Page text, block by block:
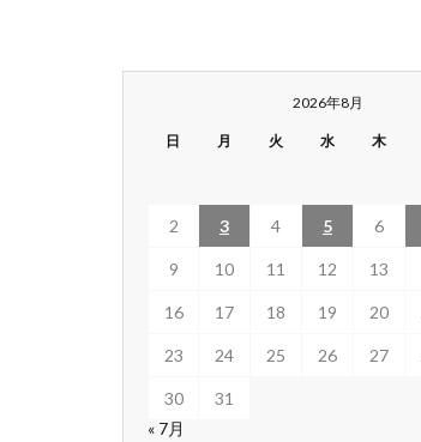
2026年8月
日 月 火 水 木
2 3 4 5 6
9 10 11 12 13
16 17 18 19 20
23 24 25 26 27
30
31
« 7月